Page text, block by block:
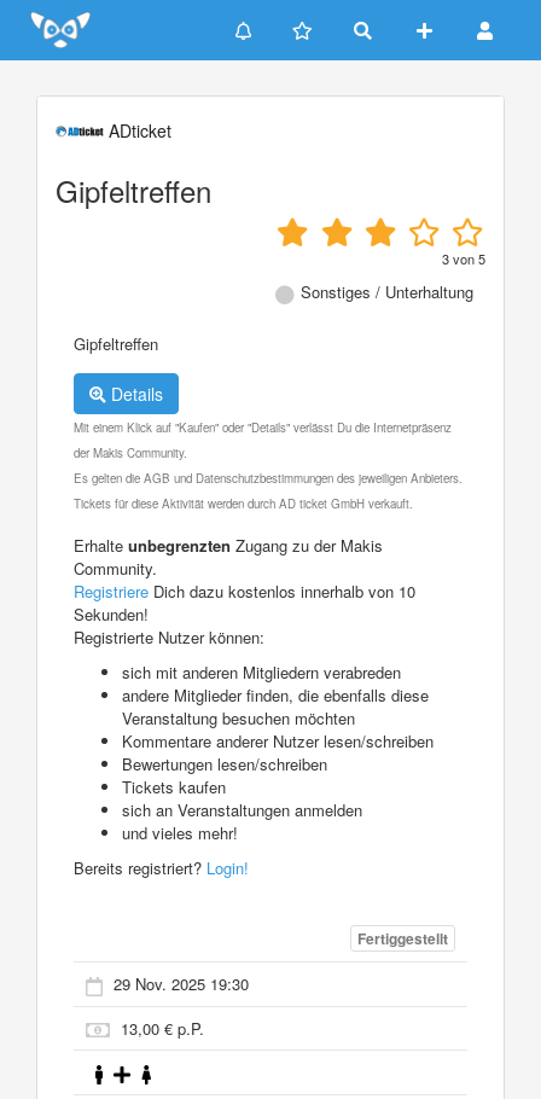
Update cookies preferences
ADticket
Gipfeltreffen
3von5
Sonstiges / Unterhaltung
Gipfeltreffen
Details
Mit einem Klick auf "Kaufen" oder "Details" verlässt Du die Internetpräsenz
der Makis Community.
Es gelten die AGB und Datenschutzbestimmungen des jeweiligen Anbieters.
Tickets für diese Aktivität werden durch AD ticket GmbH verkauft.
Erhalte unbegrenzten Zugang zu der Makis
Community.
Registriere Dich dazu kostenlos innerhalb von 10
Sekunden!
Registrierte Nutzer können:
sich mit anderen Mitgliedern verabreden
andere Mitglieder finden, die ebenfalls diese
Veranstaltung besuchen möchten
Kommentare anderer Nutzer lesen/schreiben
Bewertungen lesen/schreiben
Tickets kaufen
sich an Veranstaltungen anmelden
und vieles mehr!
Bereits registriert? Login!
Fertiggestellt
29 Nov. 2025 19:30
13,00 € p.P.